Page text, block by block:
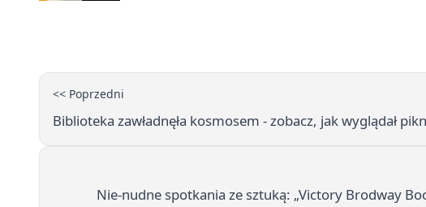
<< Poprzedni
Biblioteka zawładnęła kosmosem - zobacz, jak wyglądał
Nie-nudne spotkania ze sztuką: „Victory Brodway